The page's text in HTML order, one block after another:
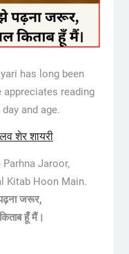
has long been
appreciates reading
and age.
शेर शायरी
Jaroor,
Kitab Hoon Main.
जरूर,
हूँ मैं।